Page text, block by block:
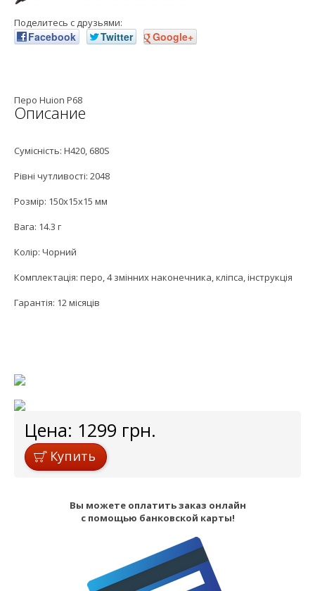
Поделитесь с друзьями:
Facebook Twitter Google+
Описание
Перо Huion P68
Сумісність: H420, 680S
Рівні чутливості: 2048
Розмір: 150х15х15 мм
Вага: 14.3 г
Колір: Чорний
Комплектація: перо, 4 змінних наконечника, кліпса, інструкція
Гарантія: 12 місяців
Цена: 1299 грн.
Купить
Вы можете оплатить заказ онлайн
с помощью банковской карты!